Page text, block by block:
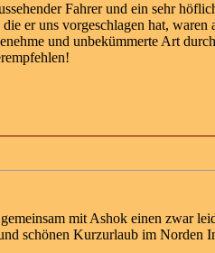
Fahrer und ein sehr
er uns vorgeschlagen hat,
und unbekümmerte Art
mit Ashok einen zwar
schönen Kurzurlaub im Norden